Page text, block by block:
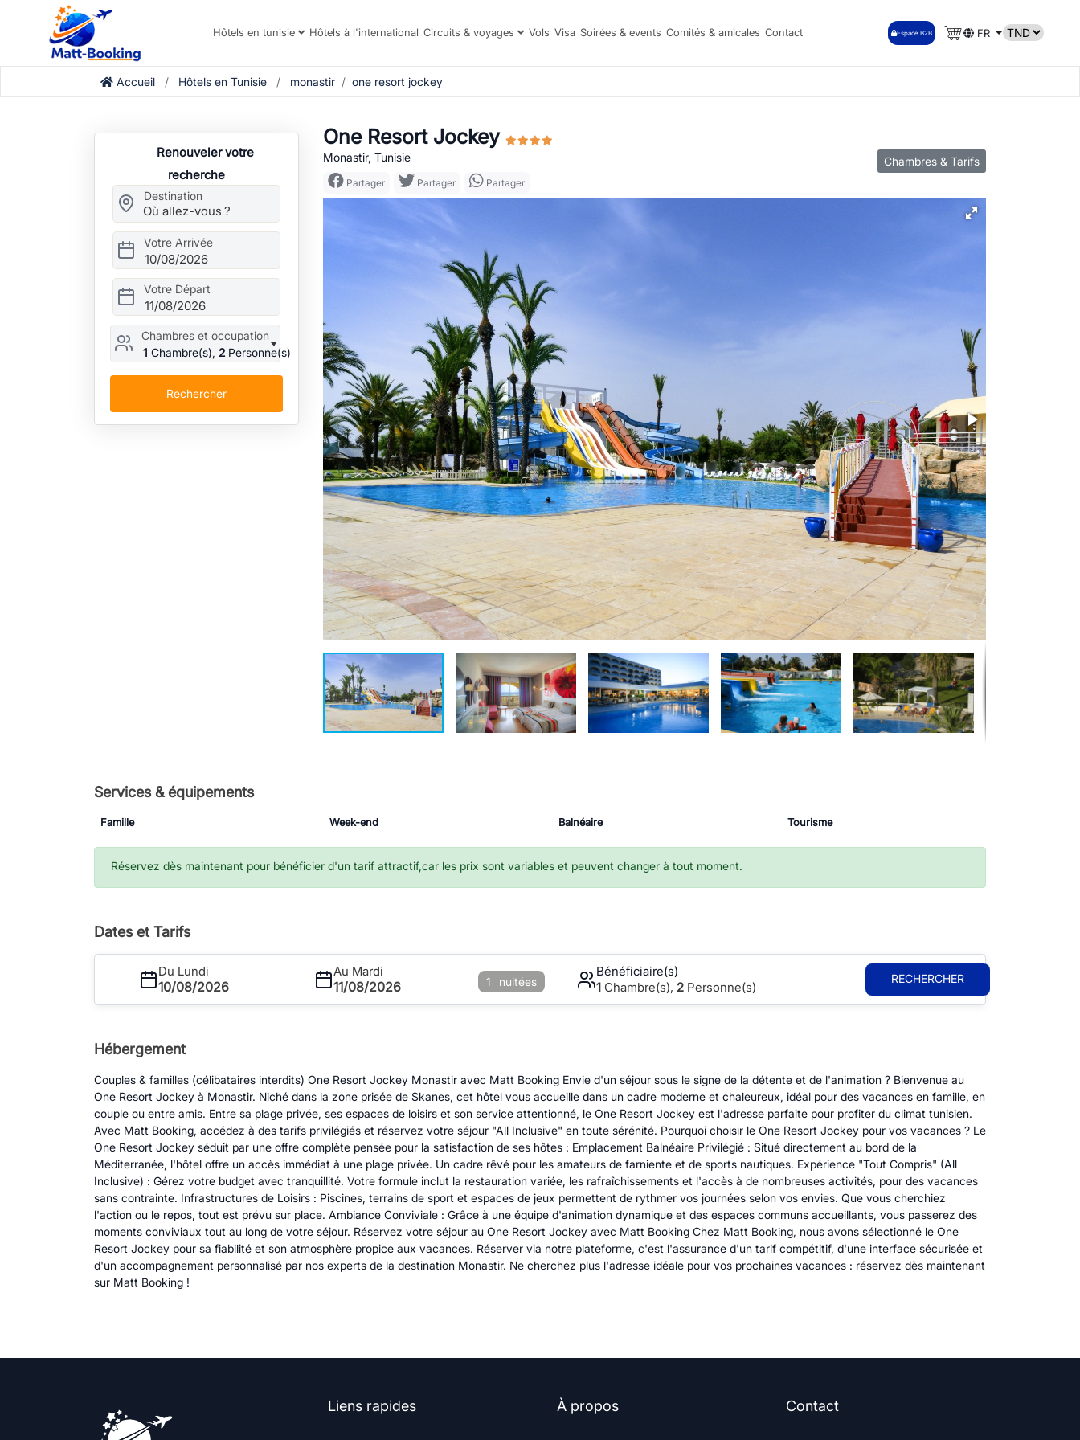
Hôtels en tunisie Hôtels à l'international Circuits & voyages Vols Visa Soirées & events Comités & amicales Contact Espace B2B FR
Accueil Hôtels en Tunisie monastir one resort jockey
Renouveler votre
recherche
Destination
Votre Arrivée
10/08/2026
Votre Départ
11/08/2026
Chambres et occupation
1 Chambre(s), 2 Personne(s)
Rechercher
One Resort Jockey
Monastir, Tunisie
Partager Partager Partager
Chambres & Tarifs
Services & équipements
Famille Week-end Balnéaire Tourisme
Réservez dès maintenant pour bénéficier d'un tarif attractif,car les prix sont variables et peuvent changer à tout moment.
Dates et Tarifs
Du Lundi
10/08/2026
Au Mardi
11/08/2026 1 nuitées
Bénéficiaire(s)
1Chambre(s), 2 Personne(s)
RECHERCHER
Hébergement
Couples & familles (célibataires interdits) One Resort Jockey Monastir avec Matt Booking Envie d'un séjour sous le signe de la détente et de l'animation ? Bienvenue au
One Resort Jockey à Monastir. Niché dans la zone prisée de Skanes, cet hôtel vous accueille dans un cadre moderne et chaleureux, idéal pour des vacances en famille, en
couple ou entre amis. Entre sa plage privée, ses espaces de loisirs et son service attentionné, le One Resort Jockey est l'adresse parfaite pour profiter du climat tunisien.
Avec Matt Booking, accédez à des tarifs privilégiés et réservez votre séjour "All Inclusive" en toute sérénité. Pourquoi choisir le One Resort Jockey pour vos vacances ? Le
One Resort Jockey séduit par une offre complète pensée pour la satisfaction de ses hôtes : Emplacement Balnéaire Privilégié : Situé directement au bord de la
Méditerranée, l'hôtel offre un accès immédiat à une plage privée. Un cadre rêvé pour les amateurs de farniente et de sports nautiques. Expérience "Tout Compris" (All
Inclusive) : Gérez votre budget avec tranquillité. Votre formule inclut la restauration variée, les rafraîchissements et l'accès à de nombreuses activités, pour des vacances
sans contrainte. Infrastructures de Loisirs : Piscines, terrains de sport et espaces de jeux permettent de rythmer vos journées selon vos envies. Que vous cherchiez
l'action ou le repos, tout est prévu sur place. Ambiance Conviviale : Grâce à une équipe d'animation dynamique et des espaces communs accueillants, vous passerez des
moments conviviaux tout au long de votre séjour. Réservez votre séjour au One Resort Jockey avec Matt Booking Chez Matt Booking, nous avons sélectionné le One
Resort Jockey pour sa fiabilité et son atmosphère propice aux vacances. Réserver via notre plateforme, c'est l'assurance d'un tarif compétitif, d'une interface sécurisée et
d'un accompagnement personnalisé par nos experts de la destination Monastir. Ne cherchez plus l'adresse idéale pour vos prochaines vacances : réservez dès maintenant
sur Matt Booking !
Liens rapides À propos Contact